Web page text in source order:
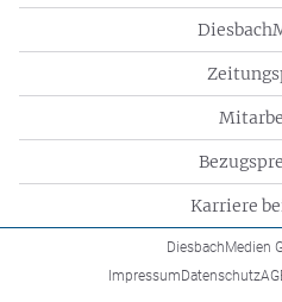
Karriere
DiesbachMedien
ImpressumDatenschutz